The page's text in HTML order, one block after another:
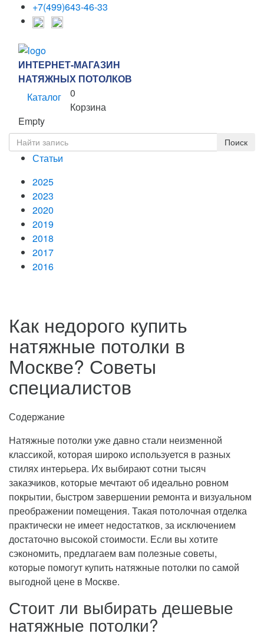
+7(499)643-46-33
ИНТЕРНЕТ-МАГАЗИН
НАТЯЖНЫХ ПОТОЛКОВ
Каталог
0
Корзина
Empty
Статьи
2025
2023
2020
2019
2018
2017
2016
Как недорого купить
натяжные потолки в
Москве? Советы
специалистов
Содержание
Натяжные потолки уже давно стали неизменной
классикой, которая широко используется в разных
стилях интерьера. Их выбирают сотни тысяч
заказчиков, которые мечтают об идеально ровном
покрытии, быстром завершении ремонта и визуальном
преображении помещения. Такая потолочная отделка
практически не имеет недостатков, за исключением
достаточно высокой стоимости. Если вы хотите
сэкономить, предлагаем вам полезные советы,
которые помогут купить натяжные потолки по самой
выгодной цене в Москве.
Стоит ли выбирать дешевые
натяжные потолки?